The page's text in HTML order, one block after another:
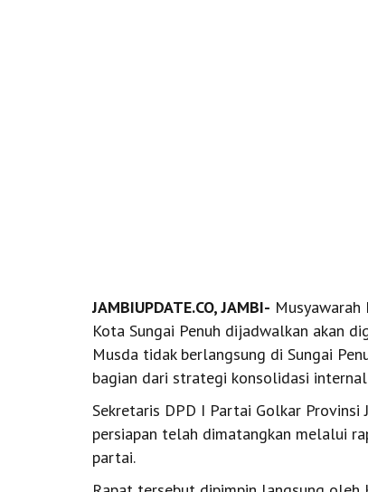
JAMBIUPDATE.CO, JAMBI- Musyawarah
Kota Sungai Penuh dijadwalkan akan
Musda tidak berlangsung di Sungai
bagian dari strategi konsolidasi
Sekretaris DPD I Partai Golkar Provinsi
persiapan telah dimatangkan melalui
partai.